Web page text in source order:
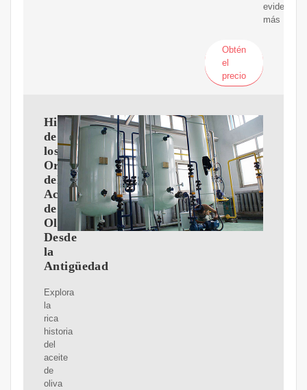
evidencia
más
Obtén
el
precio
Historia
de
los
Orígenes
del
Aceite
de
Oliva:
Desde
la
Antigüedad
Explora
la
rica
historia
del
aceite
de
oliva